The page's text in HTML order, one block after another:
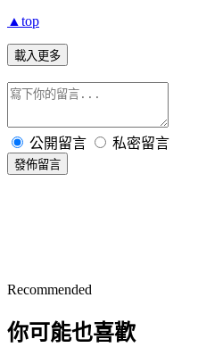
▲top
載入更多
公開留言 私密留言
發佈留言
Recommended
你可能也喜歡